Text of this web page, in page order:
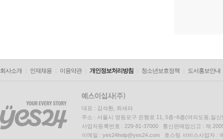
회사소개 인재채용 이용약관 개인정보처리방침 청소년보호정책 도서홍보안내
대표 : 김석환, 최세라
주소 : 서울시 영등포구 은행로 11, 5층~6층(여의도동,일신
사업자등록번호 : 229-81-37000 통신판매업신고 : 제
이메일 : yes24help@yes24.com 호스팅 서비스사업자 :